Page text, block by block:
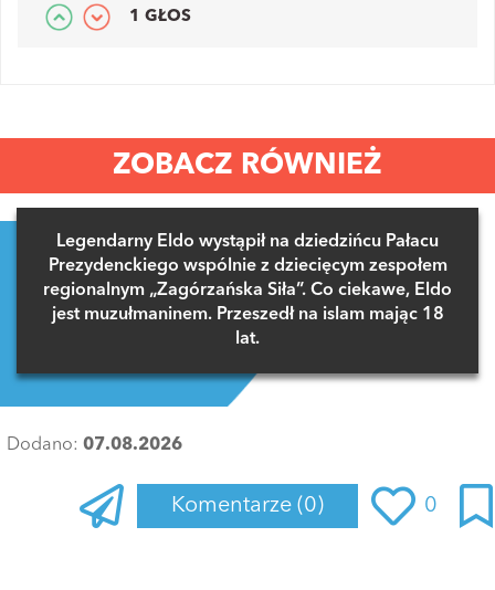
1 GŁOS
ZOBACZ RÓWNIEŻ
Legendarny Eldo wystąpił na dziedzińcu Pałacu
Prezydenckiego wspólnie z dziecięcym zespołem
regionalnym „Zagórzańska Siła”. Co ciekawe, Eldo
jest muzułmaninem. Przeszedł na islam mając 18
lat.
Dodano: 07.08.2026
Komentarze (0) 0